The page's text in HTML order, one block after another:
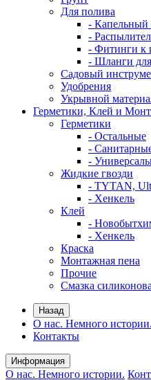
Для полива
- Капельный
-
- Фитинги к
- Шланги
Садовый
Удобрения
Укрывной
Герметики, Клей и
Герметики
- Остальные
-
-
Жидкие гвозди
- TYTAN,
- Хенкель
Клей
-
- Хенкель
Краска
Монтажная пена
Прочие
Смазка
Назад
О нас. Немного истории.
Контакты
Информация
О нас. Немного истории.